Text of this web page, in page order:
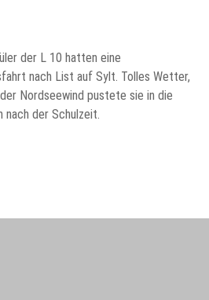
der L 10 hatten eine
nach List auf Sylt. Tolles Wetter,
Nordseewind pustete sie in die
nach der Schulzeit.